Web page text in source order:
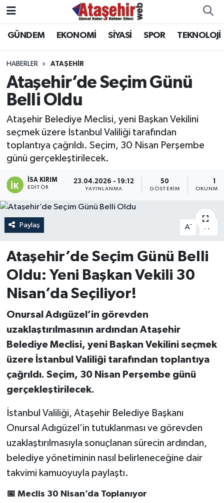
GÜNDEM EKONOMİ SİYASİ SPOR TEKNOLOJİ
HABERLER ATAŞEHİR
Ataşehir’de Seçim Günü
Belli Oldu
Ataşehir Belediye Meclisi, yeni Başkan Vekilini
seçmek üzere İstanbul Valiliği tarafından
toplantıya çağrıldı. Seçim, 30 Nisan Perşembe
günü gerçekleştirilecek.
İSA KIRIM
EDITÖR
23.04.2026 - 19:12
YAYINLANMA
50
GÖSTERIM
1
OKUNMA
Paylaş A- A
Ataşehir’de Seçim Günü Belli
Oldu: Yeni Başkan Vekili 30
Nisan’da Seçiliyor!
Onursal Adıgüzel’in görevden
uzaklaştırılmasının ardından Ataşehir
Belediye Meclisi, yeni Başkan Vekilini seçmek
üzere İstanbul Valiliği tarafından toplantıya
çağrıldı. Seçim, 30 Nisan Perşembe günü
gerçekleştirilecek.
İstanbul Valiliği, Ataşehir Belediye Başkanı
Onursal Adıgüzel’in tutuklanması ve görevden
uzaklaştırılmasıyla sonuçlanan sürecin ardından,
belediye yönetiminin nasıl belirleneceğine dair
takvimi kamuoyuyla paylaştı.
📅 Meclis 30 Nisan’da Toplanıyor
Hava Durumu
Trafik Durumu
Süper Lig Puan Durumu ve Fikstür
Tüm Manşetler
Son Dakika Haberleri
Haber Arşivi